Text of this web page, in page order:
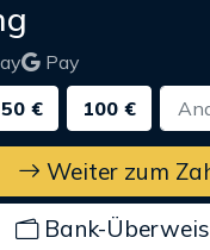
Pay
50 € 100 €
Weiter zum
Bank-